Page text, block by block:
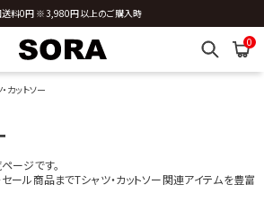
料0円 ※3,980円以上のご購入時
ならすぐに使える500円分のクーポンプレゼント
0
カットソー
ージです。
ール商品までTシャツ・カットソー関連アイテムを豊富